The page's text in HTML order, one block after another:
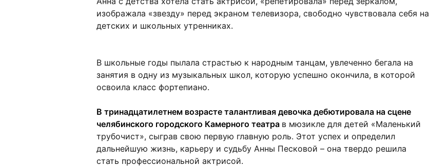
изображала «звезду» перед экраном телевизора, свободно чувствовала себя на
детских и школьных утренниках.
В школьные годы пылала страстью к народным танцам, увлеченно бегала на
занятия в одну из музыкальных школ, которую успешно окончила, в которой
освоила класс фортепиано.
В тринадцатилетнем возрасте талантливая девочка дебютировала на сцене
челябинского городского Камерного театра в мюзикле для детей «Маленький
трубочист», сыграв свою первую главную роль. Этот успех и определил
дальнейшую жизнь, карьеру и судьбу Анны Песковой – она твердо решила
стать профессиональной актрисой.